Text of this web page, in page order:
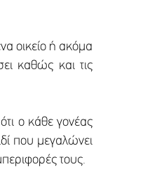
οικείο ή ακόμα
καθώς και τις
ο κάθε γονέας
που μεγαλώνει
τους.